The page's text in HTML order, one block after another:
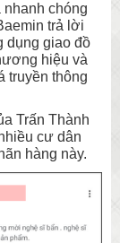
nhanh chóng
trả lời
dụng giao đồ
hiệu và
truyền thông
Trấn Thành
cư dân
hàng này.